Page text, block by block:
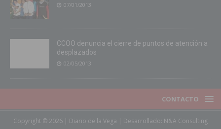
07/01/2013
CCOO denuncia el cierre de puntos de atención a
desplazados
02/05/2013
CONTACTO
Copyright © 2026 | Diario de la Vega | Desarrollado: N&A Consulting